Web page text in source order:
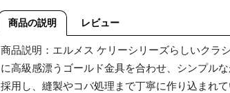
商品の説明 レビュー
商品説明：エルメス ケリーシリーズらしいクラ
に高級感漂うゴールド金具を合わせ、シンプル
採用し、縫製やコバ処理まで丁寧に作り込まれ